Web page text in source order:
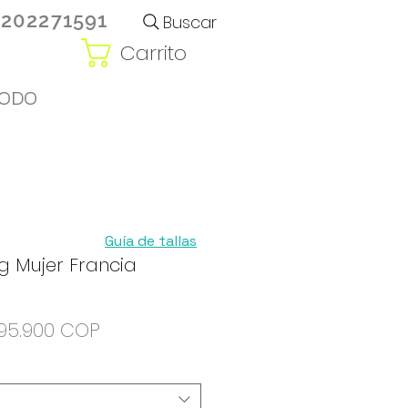
Buscar
Carrito
Mujer Francia
COP
oferta
Guía de tallas